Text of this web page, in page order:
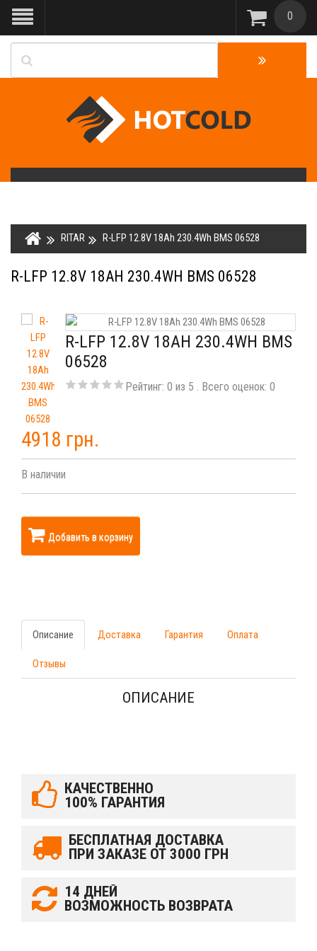
0
RITAR R-LFP 12.8V 18Ah 230.4Wh BMS 06528
R-LFP 12.8V 18AH 230.4WH BMS 06528
R-LFP 12.8V 18AH 230.4WH BMS
06528
Рейтинг:0 из 5 . Всего оценок:0
4918 грн.
В наличии
Добавить в корзину
Описание Доставка Гарантия Оплата
Отзывы
ОПИСАНИЕ
КАЧЕСТВЕННО
100% ГАРАНТИЯ
БЕСПЛАТНАЯ ДОСТАВКА
ПРИ ЗАКАЗЕ ОТ 3000 ГРН
14 ДНЕЙ
ВОЗМОЖНОСТЬ ВОЗВРАТА